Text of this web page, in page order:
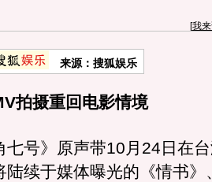
[我
来源：搜狐娱乐
拍摄重回电影情境
号》原声带10月24日在台
陆续于媒体曝光的《情书》